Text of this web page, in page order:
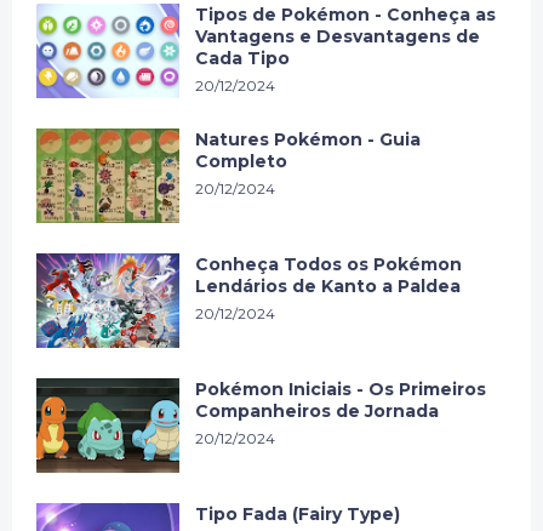
Tipos de Pokémon - Conheça as
Vantagens e Desvantagens de
Cada Tipo
20/12/2024
Natures Pokémon - Guia
Completo
20/12/2024
Conheça Todos os Pokémon
Lendários de Kanto a Paldea
20/12/2024
Pokémon Iniciais - Os Primeiros
Companheiros de Jornada
20/12/2024
Tipo Fada (Fairy Type)